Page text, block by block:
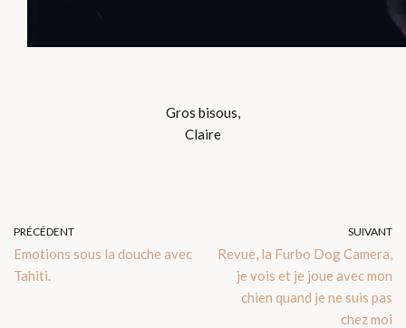
Gros bisous,
Claire
PRÉCÉDENT
Emotions sous la douche avec
Tahiti.
SUIVANT
Revue, la Furbo Dog Camera,
je vois et je joue avec mon
chien quand je ne suis pas
chez moi